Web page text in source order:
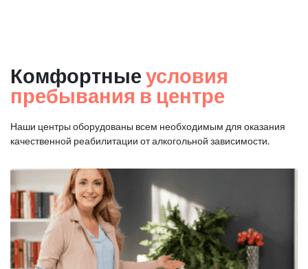
Комфортные условия
пребывания в центре
Наши центры оборудованы всем необходимым для оказания
качественной реабилитации от алкогольной зависимости.